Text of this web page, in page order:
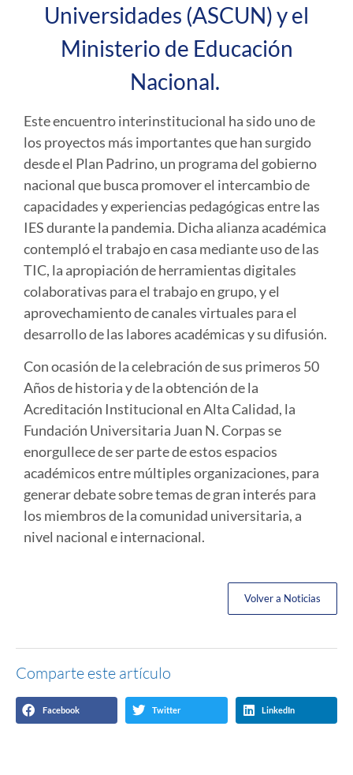
Universidades (ASCUN) y el
Ministerio de Educación
Nacional.
Este encuentro interinstitucional ha sido uno de
los proyectos más importantes que han surgido
desde el Plan Padrino, un programa del gobierno
nacional que busca promover el intercambio de
capacidades y experiencias pedagógicas entre las
IES durante la pandemia. Dicha alianza académica
contempló el trabajo en casa mediante uso de las
TIC, la apropiación de herramientas digitales
colaborativas para el trabajo en grupo, y el
aprovechamiento de canales virtuales para el
desarrollo de las labores académicas y su difusión.
Con ocasión de la celebración de sus primeros 50
Años de historia y de la obtención de la
Acreditación Institucional en Alta Calidad, la
Fundación Universitaria Juan N. Corpas se
enorgullece de ser parte de estos espacios
académicos entre múltiples organizaciones, para
generar debate sobre temas de gran interés para
los miembros de la comunidad universitaria, a
nivel nacional e internacional.
Volver a Noticias
Comparte este artículo
Facebook Twitter LinkedIn